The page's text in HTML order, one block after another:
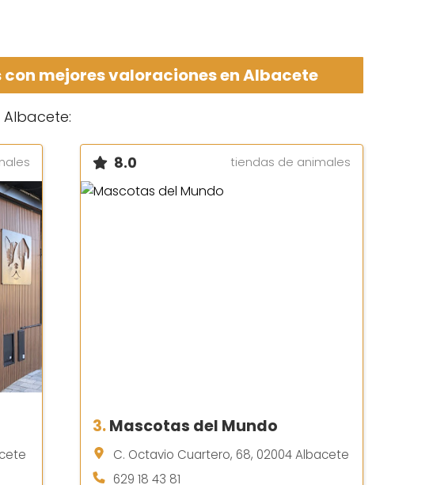
mejores valoraciones en Albacete
8.0 tiendas de animales
3.Mascotas del Mundo
C. Octavio Cuartero, 68, 02004 Albacete
629 18 43 81